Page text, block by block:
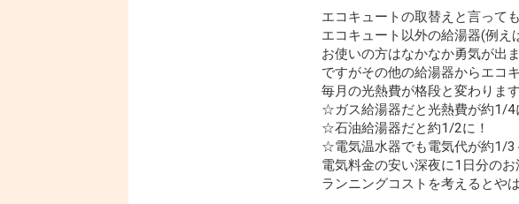
エコキュートの取替えと言って
エコキュート以外の給湯器(例
お使いの方はなかなか勇気が出
ですがその他の給湯器からエコ
毎月の光熱費が格段と変わります
☆ガス給湯器だと光熱費が約1/4
☆石油給湯器だと約1/2に！
☆電気温水器でも電気代が約1/3
電気料金の安い深夜に1日分の
ランニングコストを考えるとや